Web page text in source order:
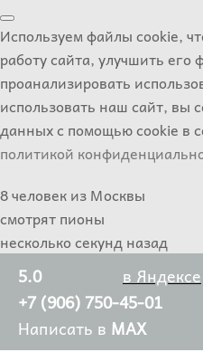
Используем файлы cookie,
работу сайта, улучшить его
проанализировать
использовать наш сайт, вы
данных с помощью cookie в
политикой
8 человек из Москвы
смотрят пионы
несколько секунд назад
5.0
в Яндексе
+7 (906) 750-45-01
Написать в MAX